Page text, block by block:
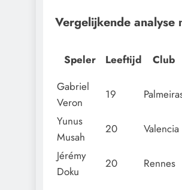
Vergelijkende analyse
Speler Leeftijd Club
Gabriel
Veron
19
Yunus
Musah
20 Valencia
Jérémy
Doku
20 Rennes